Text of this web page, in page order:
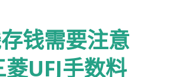
】 下载 PDF（不是费用
930002833.pdf 打印
名 在指定的「収入印紙
钱需要注意
UFJ手数料